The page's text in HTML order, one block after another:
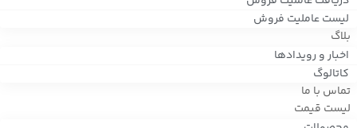
لیست عاملیت فروش
بلاگ
اخبار و رویدادها
کاتالوگ
تماس با ما
لیست قیمت